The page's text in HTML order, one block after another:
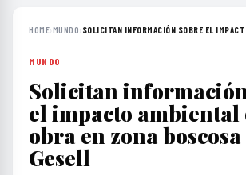
HOME›MUNDO› SOLICITAN INFORMACIÓN SOBRE EL
MUNDO
Solicitan
el impacto ambiental
obra en zona
Gesell